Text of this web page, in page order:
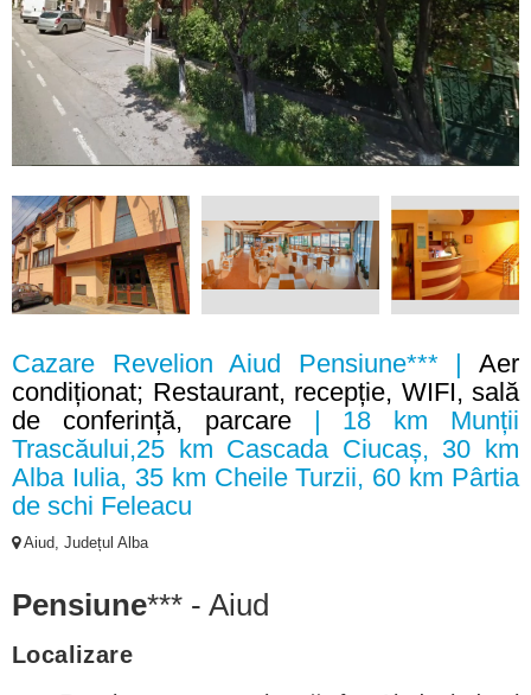
Cazare Revelion Aiud Pensiune*** | Aer
condiționat; Restaurant, recepție, WIFI, sală
de conferință, parcare| 18 km Munții
Trascăului,25 km Cascada Ciucaș, 30 km
Alba Iulia, 35 km Cheile Turzii, 60 km Pârtia
de schi Feleacu
Aiud, Județul Alba
Pensiune*** - Aiud
Localizare